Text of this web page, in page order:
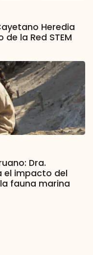
Heredia
la Red STEM
Dra.
el impacto del
fauna marina